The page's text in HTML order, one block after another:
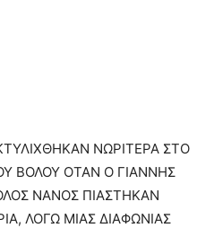
ΝΩΡΙΤΕΡΑ ΣΤΟ
ΒΟΛΟΥ ΟΤΑΝ Ο ΓΙΑΝΝΗΣ
ΝΑΝΟΣ ΠΙΑΣΤΗΚΑΝ
ΛΟΓΩ ΜΙΑΣ ΔΙΑΦΩΝΙΑΣ